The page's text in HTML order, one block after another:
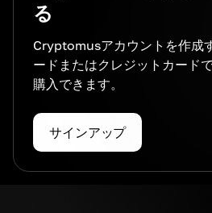
る
Cryptomusアカウントを作成
ードまたはクレジットカード
購入できます。
サインアップ